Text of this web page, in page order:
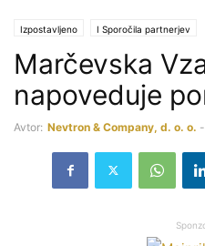
Izpostavljeno Ι Sporočila partnerjev
Marčevska
napoveduje
Avtor: Nevtron & Company, d. o. o. -